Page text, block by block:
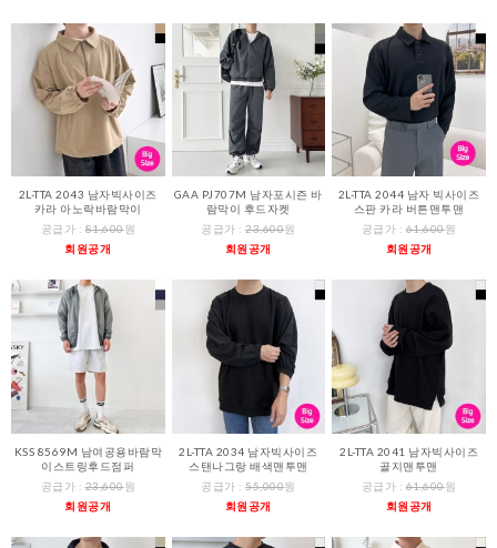
2L-TTA 2043 남자빅사이즈
카라 아노락바람막이
공급가 :81,600원
회원공개
GAA PJ707M 남자포시즌 바
람막이 후드자켓
공급가 :23,600원
회원공개
2L-TTA 2044 남자 빅사이즈
스판 카라 버튼맨투맨
공급가 : 61,600원
회원공개
KSS 8569M 남여공용바람막
이스트링후드점퍼
공급가 :23,600원
회원공개
2L-TTA 2034 남자빅사이즈
스탠나그랑 배색맨투맨
공급가 :55,000원
회원공개
2L-TTA 2041 남자빅사이즈
골지맨투맨
공급가 : 61,600원
회원공개